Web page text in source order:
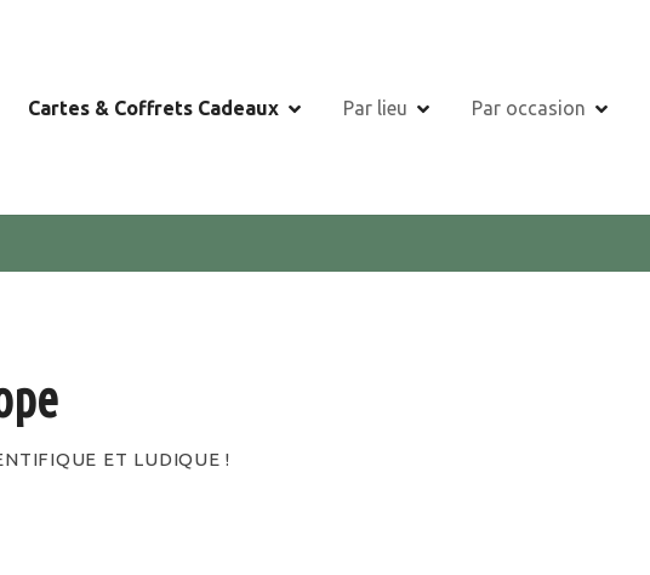
Cartes & Coffrets Cadeaux Par lieu Par occasion
ET LUDIQUE !